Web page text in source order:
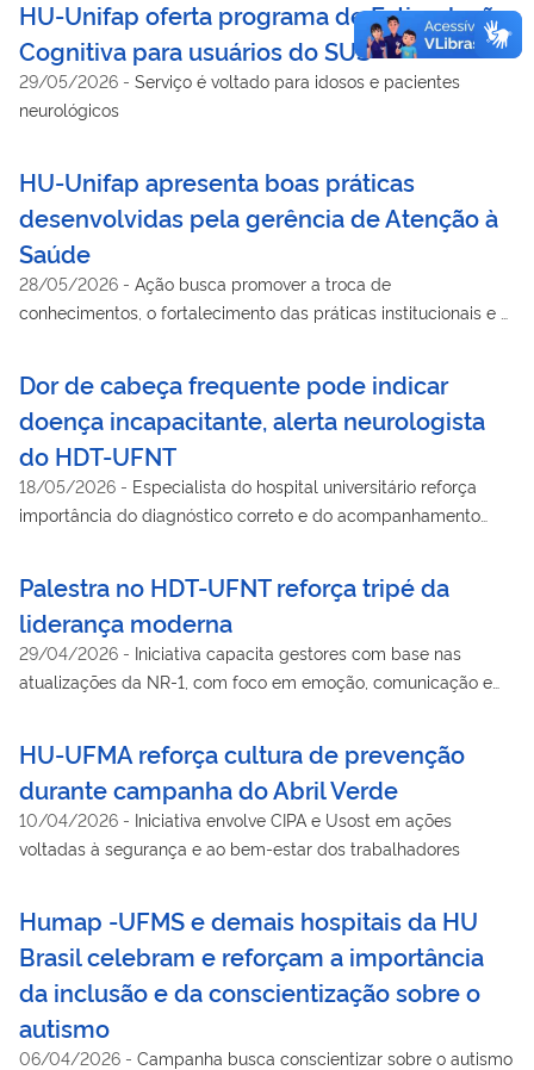
HU-Unifap oferta programa de Estimulação
Cognitiva para usuários do SUS
29/05/2026 - Serviço é voltado para idosos e pacientes
neurológicos
HU-Unifap apresenta boas práticas
desenvolvidas pela gerência de Atenção à
Saúde
28/05/2026 - Ação busca promover a troca de
conhecimentos, o fortalecimento das práticas institucionais e o
Dor de cabeça frequente pode indicar
doença incapacitante, alerta neurologista
do HDT-UFNT
18/05/2026 - Especialista do hospital universitário reforça
importância do diagnóstico correto e do acompanhamento
Palestra no HDT-UFNT reforça tripé da
liderança moderna
29/04/2026 - Iniciativa capacita gestores com base nas
atualizações da NR-1, com foco em emoção, comunicação e
HU-UFMA reforça cultura de prevenção
durante campanha do Abril Verde
10/04/2026 - Iniciativa envolve CIPA e Usost em ações
voltadas à segurança e ao bem-estar dos trabalhadores
Humap -UFMS e demais hospitais da HU
Brasil celebram e reforçam a importância
da inclusão e da conscientização sobre o
autismo
06/04/2026 - Campanha busca conscientizar sobre o autismo